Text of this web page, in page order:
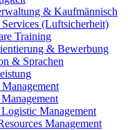
& Kaufmännisch
(Luftsicherheit)
Training
& Bewerbung
& Sprachen
Management
Management